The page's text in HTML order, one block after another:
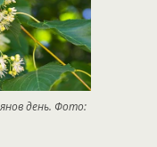
день. Фото: